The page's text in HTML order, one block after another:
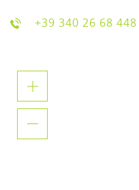
+39 340 26 68 448